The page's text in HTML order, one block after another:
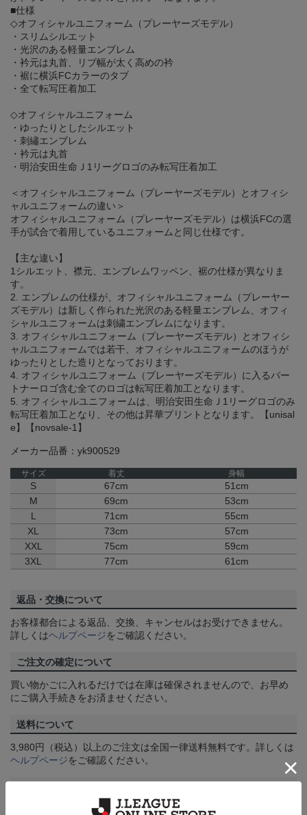
■仕様
◇オフィシャルユニフォーム（プレーヤーズモデル）
・スリムシルエット
・光沢のある軽量エンブレム
・衿元は丸首、リブ幅が太く高めの衿
・裾に横浜FCカラーのタブ
・全て転写圧着加工
◇オフィシャルユニフォーム
・ゆったりとしたシルエット
・刺繡エンブレム
・衿元は丸首
・明治安田生命Ｊ1リーグロゴのみ転写圧着加工
＜オフィシャルユニフォーム（プレーヤーズモデル）とオフィシ
ャルユニフォームの違い＞
オフィシャルユニフォーム（プレーヤーズモデル）は横浜FCの選
手が試合で着用しているユニフォームと同じ仕様です。
【主な違い】
1シルエット、襟元、エンブレムワッペン、裾の仕様が異なりま
す。
2. エンブレムの仕様が、オフィシャルユニフォーム（プレーヤー
ズモデル）は新しく作られた光沢のある軽量エンブレム、オフィ
シャルユニフォームは刺繍エンブレムになります。
3. オフィシャルユニフォーム（プレーヤーズモデル）とオフィシ
ャルユニフォームでは若干、オフィシャルユニフォームのほうが
ゆったりとした造りとなっております。
4. オフィシャルユニフォーム（プレーヤーズモデル）に入るパー
トナーロゴ含む全てのロゴは転写圧着加工となります。
5. オフィシャルユニフォームは、明治安田生命Ｊ1リーグロゴのみ
転写圧着加工となり、その他は昇華プリントとなります。【unisal
e】【novsale-1】
メーカー品番：yk900529
サイズ 着丈 身幅
S 67cm
51cm
M
69cm
53cm
L
71cm
55cm
XL
73cm
57cm
XXL
75cm
59cm
3XL
77cm 61cm
返品・交換について
お客様都合による返品、交換、キャンセルはお受けできません。
詳しくはヘルプページをご確認ください。
ご注文の確定について
買い物かごに入れるだけでは在庫は確保されませんので、お早め
にご購入手続きをお済ませください。
送料について
3,980円（税込）以上のご注文は全国一律送料無料です。詳しくは
ヘルプページをご確認ください。
一部商品はメール便でのお届けとなる場合がございます。詳しく